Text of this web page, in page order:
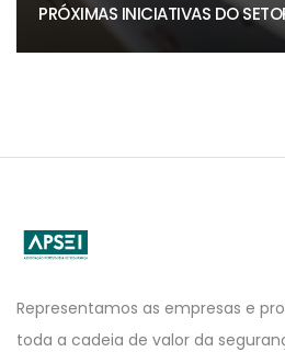
PRÓXIMAS INICIATIVAS DO
Representamos as empresas e
toda a cadeia de valor da